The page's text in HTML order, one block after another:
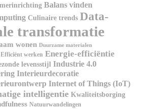
Balans vinden
Culinaire trends Data-
transformatie
wonen Duurzame materialen
Efficiënt werken Energie-efficiëntie
levensstijl Industrie 4.0
Interieurdecoratie
Internet of Things (IoT)
intelligentie Kwaliteitsborging
Natuurwandelingen